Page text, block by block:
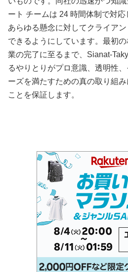
ート チームは 24 時間体制で対
あらゆる懸念に対してクライア
できるようにしています。最初
業の完了に至るまで、Sianat-
るやりとりがプロ意識、透明性
ーズを満たすための真の取り組
ことを保証します。